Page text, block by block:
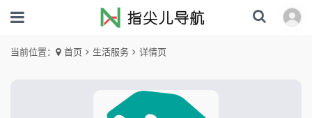
当前位置： 首页 生活服务 详情页